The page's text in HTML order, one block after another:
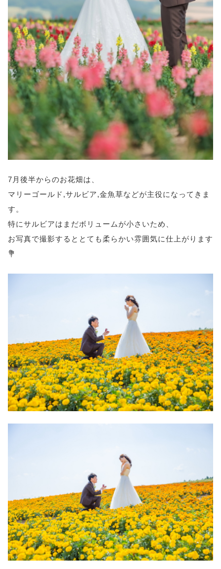
7月後半からのお花畑は、
マリーゴールド,サルビア,金魚草などが主役になってきま
す。
特にサルビアはまだボリュームが小さいため、
お写真で撮影するととても柔らかい雰囲気に仕上がります
💐